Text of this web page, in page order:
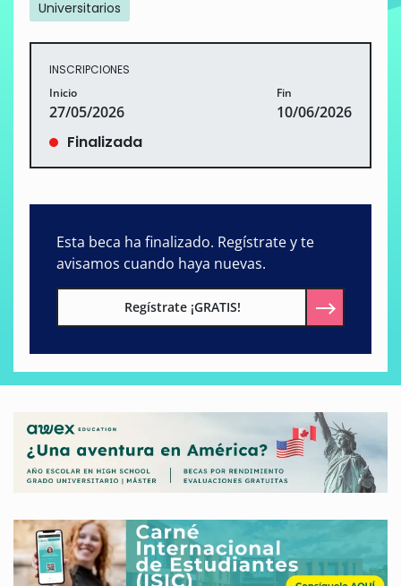
Universitarios
INSCRIPCIONES
Inicio
27/05/2026
Fin
10/06/2026
Finalizada
Esta beca ha finalizado. Regístrate y te
avisamos cuando haya nuevas.
Regístrate ¡GRATIS!